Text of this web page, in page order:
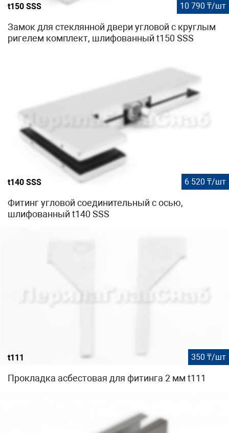
t150 SSS 10 790 ₸/шт
Замок для стеклянной двери угловой с круглым
ригелем комплект, шлифованный t150 SSS
t140 SSS 6 520 ₸/шт
Фитинг угловой соединительный с осью,
шлифованный t140 SSS
t111 350 ₸/шт
Прокладка асбестовая для фитинга 2 мм t111